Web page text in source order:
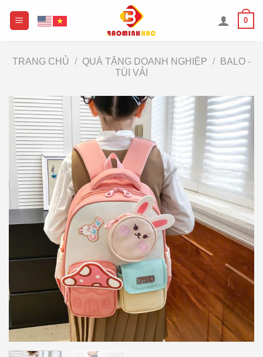
0
TRANG CHỦ / QUÀ TẶNG DOANH NGHIỆP /
BALO -
TÚI VẢI